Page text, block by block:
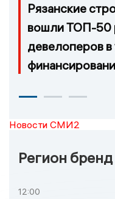
Рязанские
вошли ТОП-50
девелоперов
Новости СМИ2
Регион бренд
12:00